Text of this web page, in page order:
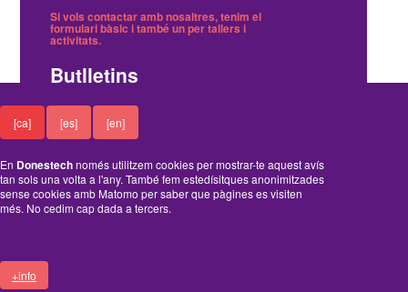
[ca] [es] [en]
En Donestechnomés utilitzem cookies per mostrar-te aquest avís
tan sols una volta a l'any. També fem estedísitques anonimitzades
sense cookies amb Matomo per saber que pàgines es visiten
més. No cedim cap dada a tercers.
+info
Si vols contactar amb nosaltres, tenim el
formulari bàsic i tambéun per tallers i
activitats.
Butlletins
Tenim dos butlletins, un trimestral de notícies i
un on avisem dels tallers gratuïts.
inscriure't o cancel·lar-ne la subscripció
Funciona amb el Drupal